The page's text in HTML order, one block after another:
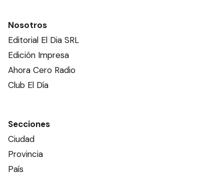
Nosotros
Editorial El Dia SRL
Edición Impresa
Ahora Cero Radio
Club El Día
Secciones
Ciudad
Provincia
País